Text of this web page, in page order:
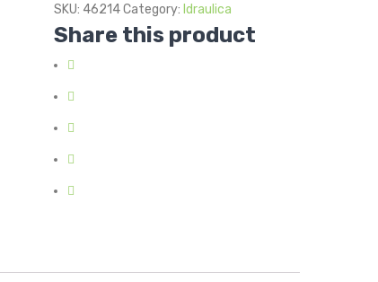
SKU: 46214 Category: Idraulica
Share this product